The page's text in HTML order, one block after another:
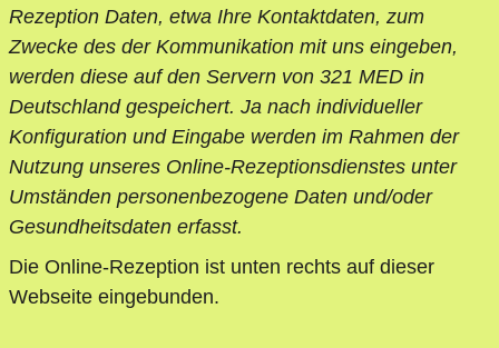
Rezeption Daten, etwa Ihre Kontaktdaten, zum
Zwecke des der Kommunikation mit uns eingeben,
werden diese auf den Servern von 321 MED in
Deutschland gespeichert. Ja nach individueller
Konfiguration und Eingabe werden im Rahmen der
Nutzung unseres Online-Rezeptionsdienstes unter
Umständen personenbezogene Daten und/oder
Gesundheitsdaten erfasst.
Die Online-Rezeption ist unten rechts auf dieser
Webseite eingebunden.